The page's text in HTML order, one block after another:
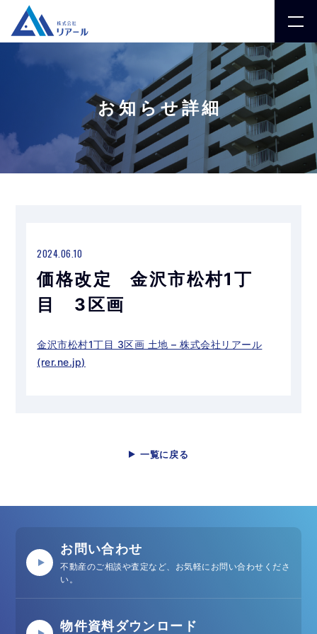
お知らせ詳細
2024.06.10
価格改定 金沢市松村1丁
目 3区画
金沢市松村1丁目 3区画 土地 – 株式会社リアール
(rer.ne.jp)
一覧に戻る
お問い合わせ
不動産のご相談や査定など、お気軽にお問い合わせくださ
い。
物件資料ダウンロード